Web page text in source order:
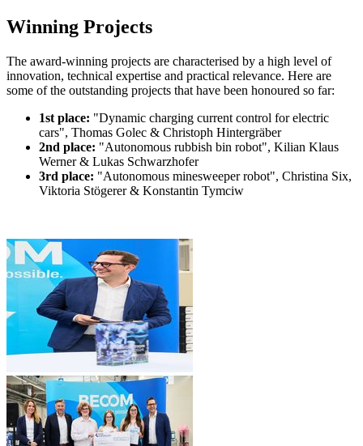
Winning Projects
The award-winning projects are characterised by a high level of
innovation, technical expertise and practical relevance. Here are
some of the outstanding projects that have been honoured so far:
1st place: "Dynamic charging current control for electric
cars", Thomas Golec & Christoph Hintergräber
2nd place: "Autonomous rubbish bin robot", Kilian Klaus
Werner & Lukas Schwarzhofer
3rd place: "Autonomous minesweeper robot", Christina Six,
Viktoria Stögerer & Konstantin Tymciw